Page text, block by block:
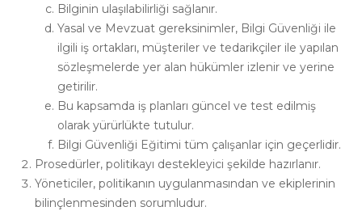
Bilginin ulaşılabilirliği sağlanır.
Yasal ve Mevzuat gereksinimler, Bilgi Güvenliği ile
ilgili iş ortakları, müşteriler ve tedarikçiler ile yapılan
sözleşmelerde yer alan hükümler izlenir ve yerine
getirilir.
Bu kapsamda iş planları güncel ve test edilmiş
olarak yürürlükte tutulur.
Bilgi Güvenliği Eğitimi tüm çalışanlar için geçerlidir.
Prosedürler, politikayı destekleyici şekilde hazırlanır.
Yöneticiler, politikanın uygulanmasından ve ekiplerinin
bilinçlenmesinden sorumludur.